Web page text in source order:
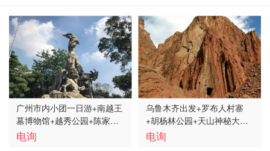
广州市内小团一日游+南越王
墓博物馆+越秀公园+陈家祠
+永庆坊+沙面+花城广场+远
观广州塔
电询
乌鲁木齐出发+罗布人村寨
+胡杨林公园+天山神秘大峡
谷+克孜尔+喀什古城+卡湖
+塔县+盘龙古道+6日5晚小
电询